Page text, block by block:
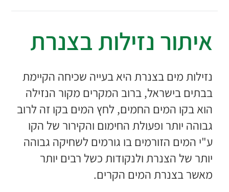
איתור נזילות בצנרת
נזילות מים בצנרת היא בעייה שכיחה הקיימת
בבתים בישראל, ברוב המקרים מקור הנזילה
הוא בקו המים החמים, לחץ המים בקו זה לרוב
גבוהה יותר ופעולת החימום והקירור של הקו
ע"י המים הזורמים בו גורמים לשחיקה גבוהה
יותר של הצנרת ולנקודות כשל רבים יותר
מאשר בצנרת המים הקרים.